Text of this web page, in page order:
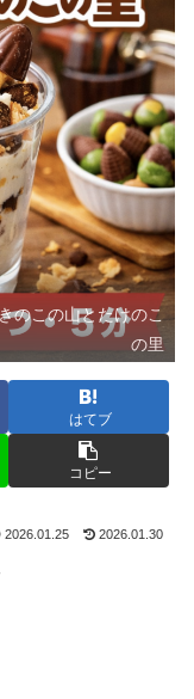
のこの山とたけのこ
の里
はてブ
コピー
2026.01.25 2026.01.30